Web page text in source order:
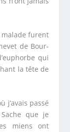
furent
de Bour-
qui
la tête de
j’avais passé
que je
miens ont